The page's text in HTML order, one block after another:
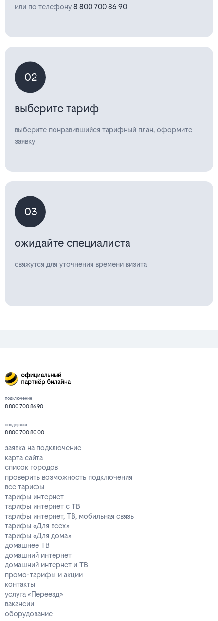
или по телефону 8 800 700 86 90
02
выберите тариф
выберите понравившийся тарифный план, оформите
заявку
03
ожидайте специалиста
свяжутся для уточнения времени визита
подключение
8 800 700 86 90
поддержка
8 800 700 80 00
заявка на подключение
карта сайта
список городов
проверить возможность подключения
все тарифы
тарифы интернет
тарифы интернет с ТВ
тарифы интернет, ТВ, мобильная связь
тарифы «Для всех»
тарифы «Для дома»
домашнее ТВ
домашний интернет
домашний интернет и ТВ
промо-тарифы и акции
контакты
услуга «Переезд»
вакансии
оборудование